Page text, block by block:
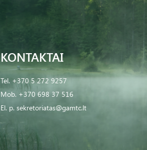
KONTAKTAI
Tel. +370 5 272 9257
Mob. +370 698 37 516
El. p. sekretoriatas@gamtc.lt